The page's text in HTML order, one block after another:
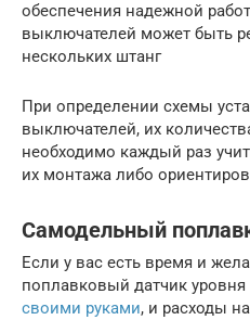
обеспечения надежной
выключателей может быть
нескольких штанг
При определении схемы
выключателей, их
необходимо каждый раз
их монтажа либо
Самодельный
Если у вас есть время и
поплавковый датчик уровня
своими руками, и расходы